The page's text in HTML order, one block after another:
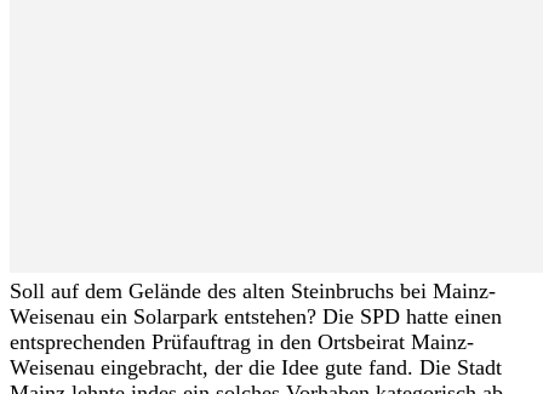
Soll auf dem Gelände des alten Steinbruchs bei Mainz-
Weisenau ein Solarpark entstehen? Die SPD hatte einen
entsprechenden Prüfauftrag in den Ortsbeirat Mainz-
Weisenau eingebracht, der die Idee gute fand. Die Stadt